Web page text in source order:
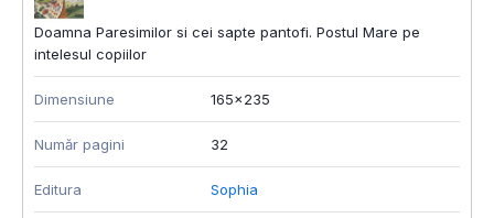
Doamna Paresimilor si cei sapte pantofi. Postul Mare pe
intelesul copiilor
Dimensiune 165x235
Număr pagini 32
Editura Sophia